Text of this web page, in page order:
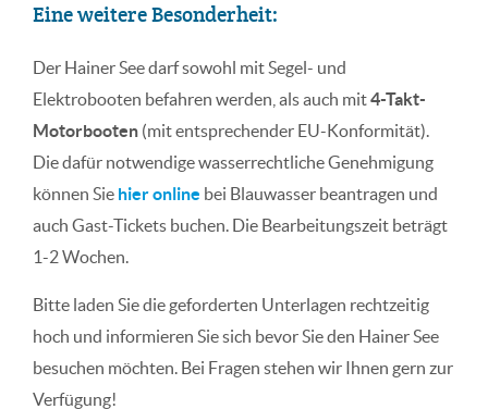
Eine weitere Besonderheit:
Der Hainer See darf sowohl mit Segel- und
Elektrobooten befahren werden, als auch mit4-Takt-
Motorbooten (mit entsprechender EU-Konformität).
Die dafür notwendige wasserrechtliche Genehmigung
können Sie hier online bei Blauwasser beantragen und
auch Gast-Tickets buchen. Die Bearbeitungszeit beträgt
1-2 Wochen.
Bitte laden Sie die geforderten Unterlagen rechtzeitig
hoch und informieren Sie sich bevor Sie den Hainer See
besuchen möchten. Bei Fragen stehen wir Ihnen gern zur
Verfügung!